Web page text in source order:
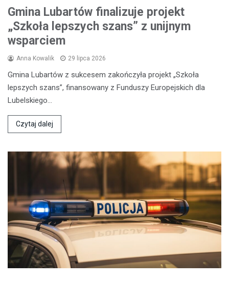
Gmina Lubartów finalizuje projekt
„Szkoła lepszych szans” z unijnym
wsparciem
Anna Kowalik 29 lipca 2026
Gmina Lubartów z sukcesem zakończyła projekt „Szkoła
lepszych szans”, finansowany z Funduszy Europejskich dla
Lubelskiego…
Czytaj dalej